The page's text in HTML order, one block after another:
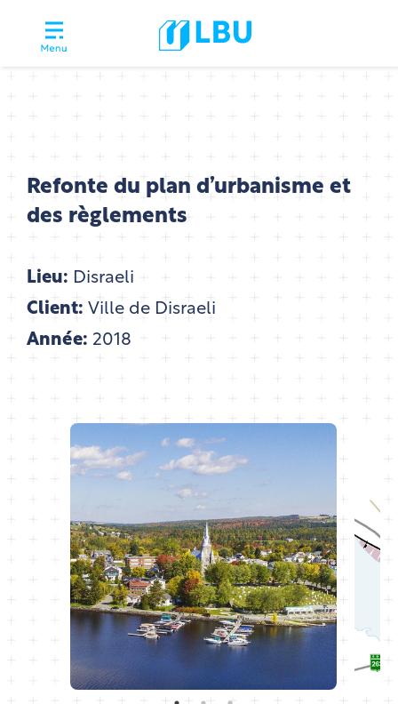
Refonte du plan d’urbanisme et
des règlements
Lieu: Disraeli
Client: Ville de Disraeli
Année: 2018